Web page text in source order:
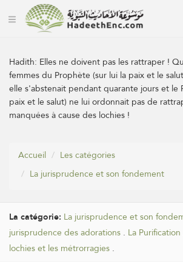
Hadith: Elles ne doivent pas les rattraper !
femmes du Prophète (sur lui la paix et le
elle s'abstenait pendant quarante jours et le
paix et le salut) ne lui ordonnait pas de
manquées à cause des lochies !
Accueil
Les catégories
La jurisprudence et son fondement
La catégorie: La jurisprudence et son
jurisprudence des adorations . La Purification
lochies et les métrorragies .